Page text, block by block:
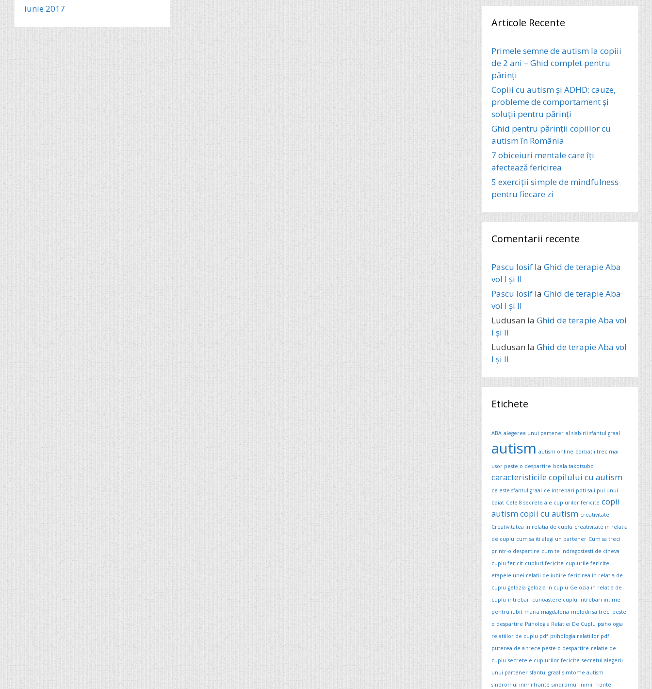
iunie 2017
Articole Recente
Primele semne de autism la copiii
de 2 ani – Ghid complet pentru
părinți
Copiii cu autism și ADHD: cauze,
probleme de comportament și
soluții pentru părinți
Ghid pentru părinții copiilor cu
autism în România
7 obiceiuri mentale care îți
afectează fericirea
5 exerciții simple de mindfulness
pentru fiecare zi
Comentarii recente
Pascu Iosif laGhid de terapie Aba
vol I și II
Pascu Iosif laGhid de terapie Aba
vol I și II
Ludusan laGhid de terapie Aba vol
I și II
Ludusan laGhid de terapie Aba vol
I și II
Etichete
ABA alegerea unui partener al slabirii sfantul graal
autism autism online barbatii trec mai
usor peste o despartire boala takotsubo
caracteristicile copilului cu autism
ce este sfantul graal ce intrebari poti sa-i pui unui
baiat Cele 8 secrete ale cuplurilor fericite copii
autismcopii cu autism creativitate
Creativitatea in relatia de cuplu creativitate in relatia
de cuplu cum sa iti alegi un partener Cum sa treci
printr-o despartire cum te indragostesti de cineva
cuplu fericit cupluri fericite cuplurile fericite
etapele unei relatii de iubire fericirea in relatia de
cuplu gelozia gelozia in cuplu Gelozia in relatia de
cuplu intrebari cunoastere cuplu intrebari intime
pentru iubit maria magdalena melodii sa treci peste
o despartire Psihologia Relatiei De Cuplu psihologia
relatiilor de cuplu pdf psihologia relatiilor pdf
puterea de a trece peste o despartire relatie de
cuplu secretele cuplurilor fericite secretul alegerii
unui partener sfantul graal simtome autism
sindromul inimi frante sindromul inimii frante